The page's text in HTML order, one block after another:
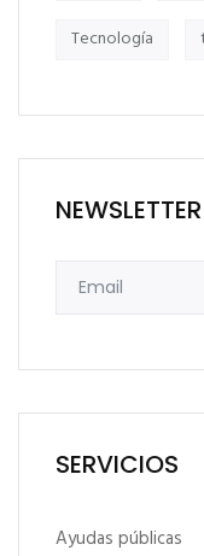
Tecnología
NEWSLETTER
SERVICIOS
Ayudas públicas